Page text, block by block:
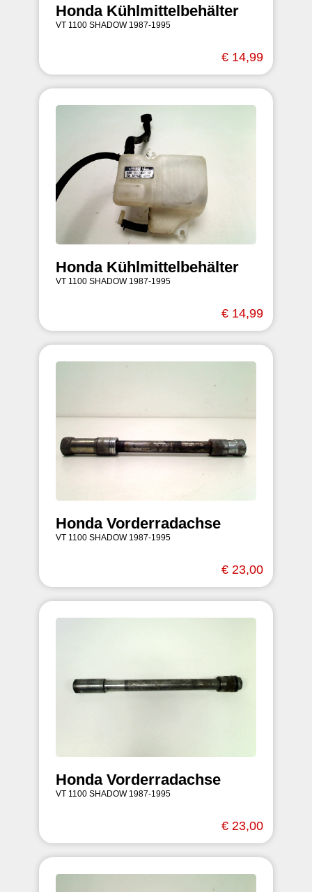
Honda Kühlmittelbehälter
VT 1100 SHADOW 1987-1995
€ 14,99
Honda Kühlmittelbehälter
VT 1100 SHADOW 1987-1995
€ 14,99
Honda Vorderradachse
VT 1100 SHADOW 1987-1995
€ 23,00
Honda Vorderradachse
VT 1100 SHADOW 1987-1995
€ 23,00